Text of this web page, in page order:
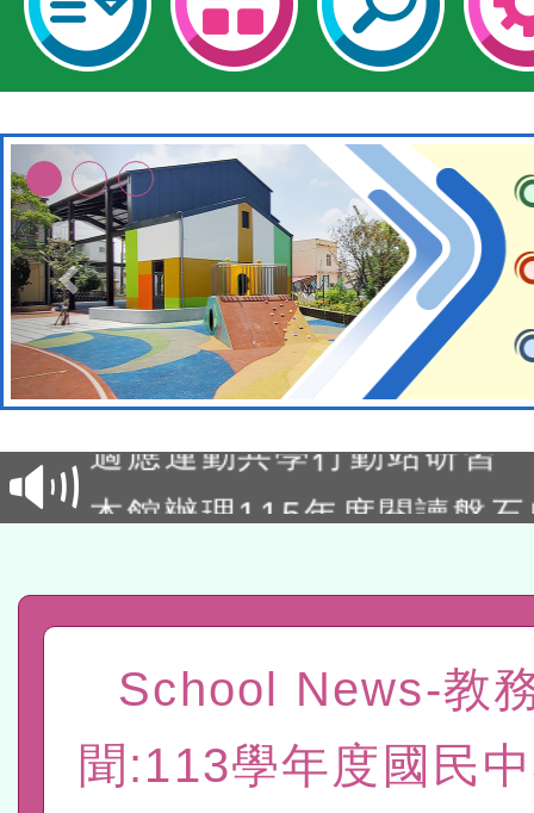
本校115學年度第2次代理
本館辦理115年度閱讀磐
「數位內容與教學軟體線
有關大陸委員會函釋公務
赴陸應申請許可一案
轉知經濟部水利署委託財
School News-教
聞:113學年度國民